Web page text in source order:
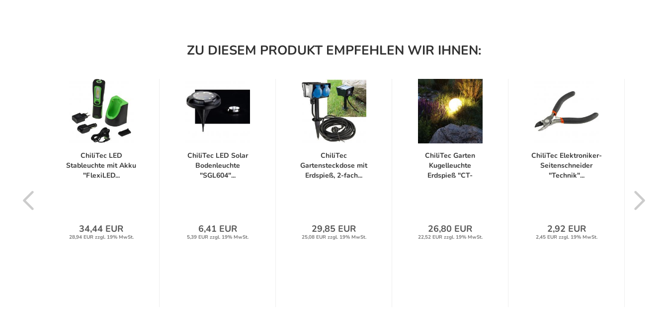
ZU DIESEM PRODUKT EMPFEHLEN WIR IHNEN:
ChiliTec LED
Stableuchte mit Akku
"FlexiLED...
34,44 EUR
28,94 EUR zzgl. 19% MwSt.
ChiliTec LED Solar
Bodenleuchte
"SGL604"...
6,41 EUR
5,39 EUR zzgl. 19% MwSt.
ChiliTec
Gartensteckdose mit
Erdspieß, 2-fach...
29,85 EUR
25,08 EUR zzgl. 19% MwSt.
ChiliTec Garten
Kugelleuchte
Erdspieß "CT-
26,80 EUR
22,52 EUR zzgl. 19% MwSt.
ChiliTec Elektroniker-
Seitenschneider
"Technik"...
2,92 EUR
2,45 EUR zzgl. 19% MwSt.